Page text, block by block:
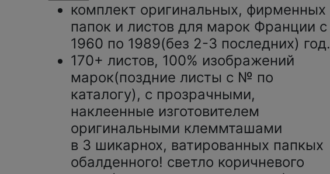
комплект оригинальных, фирменных
папок и листов для марок Франции с
1960 по 1989(без 2-3 последних) год.
170+ листов, 100% изображений
марок(поздние листы с № по
каталогу), с прозрачными,
наклеенные изготовителем
оригинальными клеммташами
в 3 шикарнох, ватированных папкых
обалденного! светло коричневого